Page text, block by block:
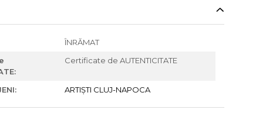
ÎNRĂMAT
Certificate de AUTENTICITATE
ARTIȘTI CLUJ-NAPOCA